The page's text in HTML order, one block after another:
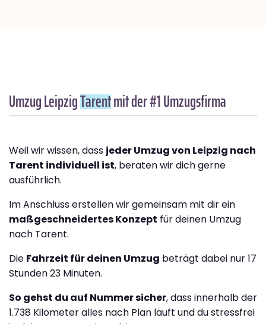
Umzug LeipzigTarentmit der #1 Umzugsfirma
Weil wir wissen, dass jeder Umzug von Leipzig nach
Tarent individuell ist, beraten wir dich gerne
ausführlich.
Im Anschluss erstellen wir gemeinsam mit dir ein
maßgeschneidertes Konzept für deinen Umzug
nach Tarent.
Die Fahrzeit für deinen Umzug beträgt dabei nur 17
Stunden 23 Minuten.
So gehst du auf Nummer sicher, dass innerhalb der
1.738 Kilometer alles nach Plan läuft und du stressfrei